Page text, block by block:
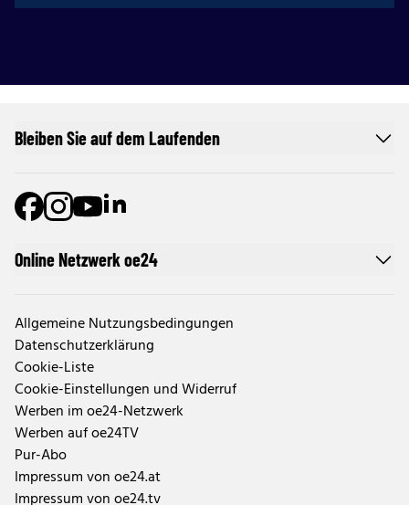
Online Netzwerk oe24
Allgemeine Nutzungsbedingungen
Datenschutzerklärung
Cookie-Liste
Cookie-Einstellungen und Widerruf
Werben im oe24-Netzwerk
Werben auf oe24TV
Pur-Abo
Impressum von oe24.at
Impressum von oe24.tv
Bleiben Sie auf dem Laufenden